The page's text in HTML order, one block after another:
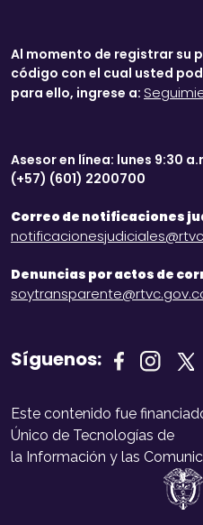
Al momento de registrar su
código con el cual usted
para ello, ingrese a:
Asesor en línea: lunes 9:30
(+57) (601) 2200700
Correo de notificaciones
Denuncias por actos de
Síguenos:
Este contenido fue
Único de Tecnologías de
la Información y las